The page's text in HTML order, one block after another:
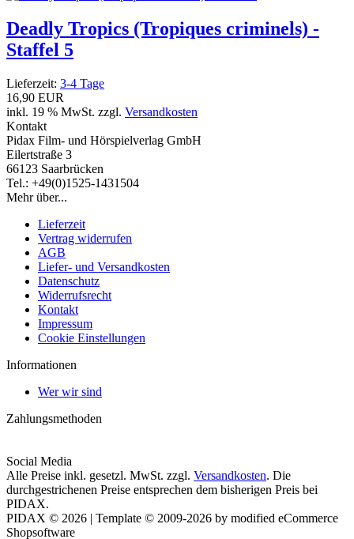
Deadly Tropics (Tropiques criminels) -
Staffel 5
Lieferzeit: 3-4 Tage
16,90 EUR
inkl. 19 % MwSt. zzgl. Versandkosten
Kontakt
Pidax Film- und Hörspielverlag GmbH
Eilertstraße 3
66123 Saarbrücken
Tel.: +49(0)1525-1431504
Mehr über...
Lieferzeit
Vertrag widerrufen
AGB
Liefer- und Versandkosten
Datenschutz
Widerrufsrecht
Kontakt
Impressum
Cookie Einstellungen
Informationen
Wer wir sind
Zahlungsmethoden
Social Media
Alle Preise inkl. gesetzl. MwSt. zzgl. Versandkosten. Die
durchgestrichenen Preise entsprechen dem bisherigen Preis bei
PIDAX.
PIDAX © 2026 | Template © 2009-2026 by modified eCommerce
Shopsoftware